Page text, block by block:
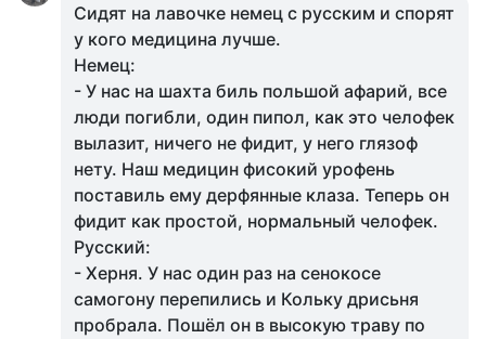
Сидят на лавочке немец с русским и спорят
у кого медицина лучше.
Немец:
- У нас на шахта биль польшой афарий, все
люди погибли, один пипол, как это челофек
вылазит, ничего не фидит, у него глязоф
нету. Наш медицин фисокий урофень
поставиль ему дерфянные клаза. Теперь он
фидит как простой, нормальный челофек.
Русский:
- Херня. У нас один раз на сенокосе
самогону перепились и Кольку дрисьня
пробрала. Пошёл он в высокую траву по